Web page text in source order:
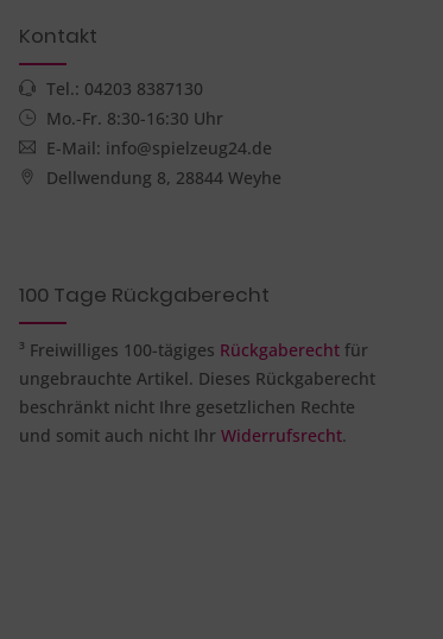
Kontakt
Tel.: 04203 8387130
Mo.-Fr. 8:30-16:30 Uhr
E-Mail: info@spielzeug24.de
Dellwendung 8, 28844 Weyhe
100 Tage Rückgaberecht
³ Freiwilliges 100-tägiges Rückgaberecht für
ungebrauchte Artikel. Dieses Rückgaberecht
beschränkt nicht Ihre gesetzlichen Rechte
und somit auch nicht Ihr Widerrufsrecht.